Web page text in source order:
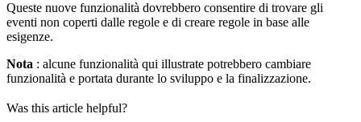
Queste nuove funzionalità dovrebbero consentire di trovare gli
eventi non coperti dalle regole e di creare regole in base alle
esigenze.
Nota : alcune funzionalità qui illustrate potrebbero cambiare
funzionalità e portata durante lo sviluppo e la finalizzazione.
Was this article helpful?